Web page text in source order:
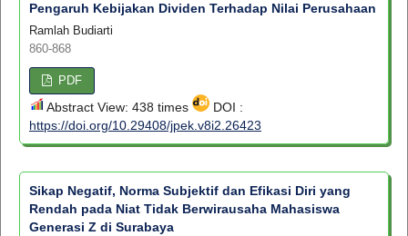
Pengaruh Kebijakan Dividen Terhadap Nilai Perusahaan
Ramlah Budiarti
860-868
PDF
Abstract View: 438 times
DOI :
https://doi.org/10.29408/jpek.v8i2.26423
Sikap Negatif, Norma Subjektif dan Efikasi Diri yang
Rendah pada Niat Tidak Berwirausaha Mahasiswa
Generasi Z di Surabaya